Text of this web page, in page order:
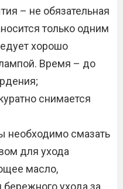
– не обязательная
только одним
хорошо
Время – до
снимается
необходимо смазать
для ухода
масло,
ухода за